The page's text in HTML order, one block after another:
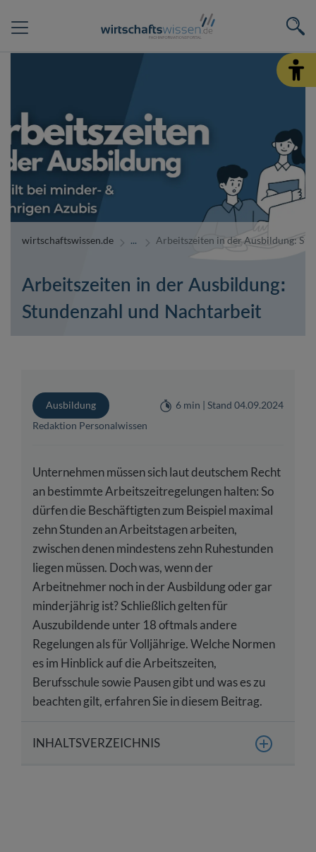
wirtschaftswissen.de Arbeitszeiten in der Ausbildung:
Arbeitszeiten in der Ausbildung:
Stundenzahl und Nachtarbeit
Ausbildung
6 min | Stand 04.09.2024
Redaktion Personalwissen
Unternehmen müssen sich laut deutschem Recht
an bestimmte Arbeitszeitregelungen halten: So
dürfen die Beschäftigten zum Beispiel maximal
zehn Stunden an Arbeitstagen arbeiten,
zwischen denen mindestens zehn Ruhestunden
liegen müssen. Doch was, wenn der
Arbeitnehmer noch in der Ausbildung oder gar
minderjährig ist? Schließlich gelten für
Auszubildende unter 18 oftmals andere
Regelungen als für Volljährige. Welche Normen
es im Hinblick auf die Arbeitszeiten,
Berufsschule sowie Pausen gibt und was es zu
beachten gilt, erfahren Sie in diesem Beitrag.
INHALTSVERZEICHNIS